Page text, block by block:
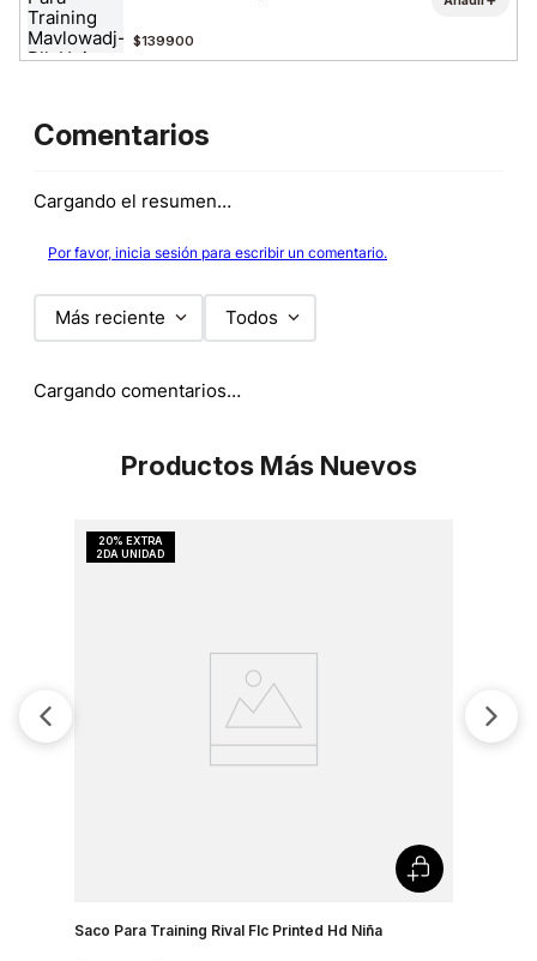
$139900
Comentarios
Cargando el resumen…
Por favor, inicia sesión para escribir un comentario.
Más reciente Todos
Cargando comentarios…
Productos Más Nuevos
Saco Para Training Rival Flc Printed Hd Niña